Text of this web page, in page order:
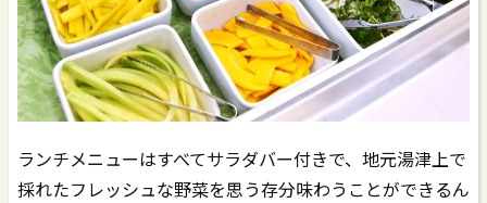
ランチメニューはすべてサラダバー付きで、地元湯津上で
採れたフレッシュな野菜を思う存分味わうことができるん